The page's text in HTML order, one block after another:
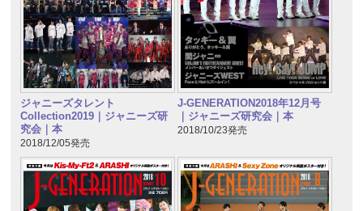
ジャニーズタレント
Collection2019｜ジャニーズ研
究会｜本
2018/12/05発売
J-GENERATION2018年12月号
｜ジャニーズ研究会｜本
2018/10/23発売